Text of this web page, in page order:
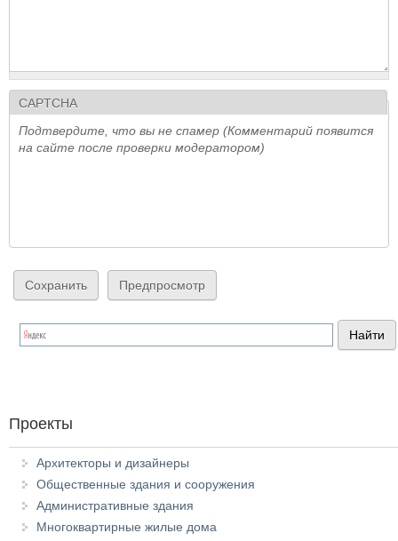
CAPTCHA
Подтвердите, что вы не спамер (Комментарий появится
на сайте после проверки модератором)
Проекты
Архитекторы и дизайнеры
Общественные здания и сооружения
Административные здания
Многоквартирные жилые дома